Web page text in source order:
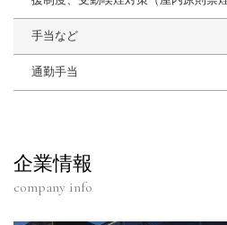
手当など
通勤手当
企業情報
company info